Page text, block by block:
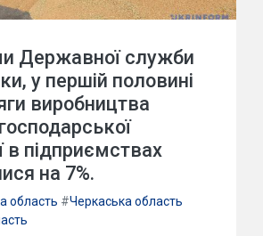
Державної служби
у першій половині
виробництва
в підприємствах
на 7%.
область #Черкаська область